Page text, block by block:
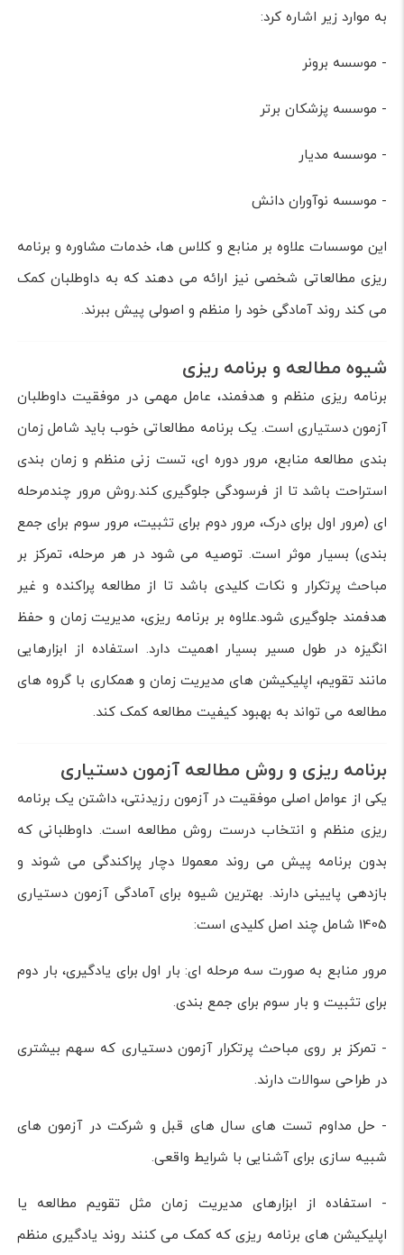
به موارد زیر اشاره کرد:
- موسسه برونر
- موسسه پزشکان برتر
- موسسه مدیار
- موسسه نوآوران دانش
این موسسات علاوه بر منابع و کلاس ها، خدمات مشاوره و برنامه
ریزی مطالعاتی شخصی نیز ارائه می دهند که به داوطلبان کمک
می کند روند آمادگی خود را منظم و اصولی پیش ببرند.
شیوه مطالعه و برنامه ریزی
برنامه ریزی منظم و هدفمند، عامل مهمی در موفقیت داوطلبان
آزمون دستیاری است. یک برنامه مطالعاتی خوب باید شامل زمان
بندی مطالعه منابع، مرور دوره ای، تست زنی منظم و زمان بندی
استراحت باشد تا از فرسودگی جلوگیری کند.روش مرور چندمرحله
ای (مرور اول برای درک، مرور دوم برای تثبیت، مرور سوم برای جمع
بندی) بسیار موثر است. توصیه می شود در هر مرحله، تمرکز بر
مباحث پرتکرار و نکات کلیدی باشد تا از مطالعه پراکنده و غیر
هدفمند جلوگیری شود.علاوه بر برنامه ریزی، مدیریت زمان و حفظ
انگیزه در طول مسیر بسیار اهمیت دارد. استفاده از ابزارهایی
مانند تقویم، اپلیکیشن های مدیریت زمان و همکاری با گروه های
مطالعه می تواند به بهبود کیفیت مطالعه کمک کند.
برنامه ریزی و روش مطالعه آزمون دستیاری
یکی از عوامل اصلی موفقیت در آزمون رزیدنتی، داشتن یک برنامه
ریزی منظم و انتخاب درست روش مطالعه است. داوطلبانی که
بدون برنامه پیش می روند معمولا دچار پراکندگی می شوند و
بازدهی پایینی دارند. بهترین شیوه برای آمادگی آزمون دستیاری
1405 شامل چند اصل کلیدی است:
مرور منابع به صورت سه مرحله ای: بار اول برای یادگیری، بار دوم
برای تثبیت و بار سوم برای جمع بندی.
- تمرکز بر روی مباحث پرتکرار آزمون دستیاری که سهم بیشتری
در طراحی سوالات دارند.
- حل مداوم تست های سال های قبل و شرکت در آزمون های
شبیه سازی برای آشنایی با شرایط واقعی.
- استفاده از ابزارهای مدیریت زمان مثل تقویم مطالعه یا
اپلیکیشن های برنامه ریزی که کمک می کنند روند یادگیری منظم